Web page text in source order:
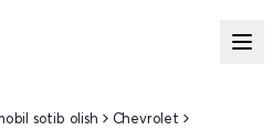
sotib olish
Chevrolet